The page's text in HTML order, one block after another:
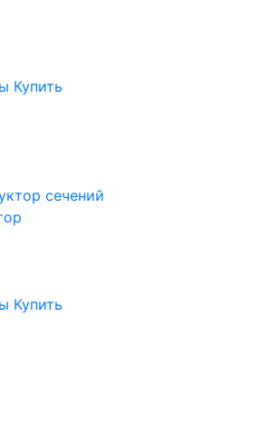
Купить
сечений
Купить